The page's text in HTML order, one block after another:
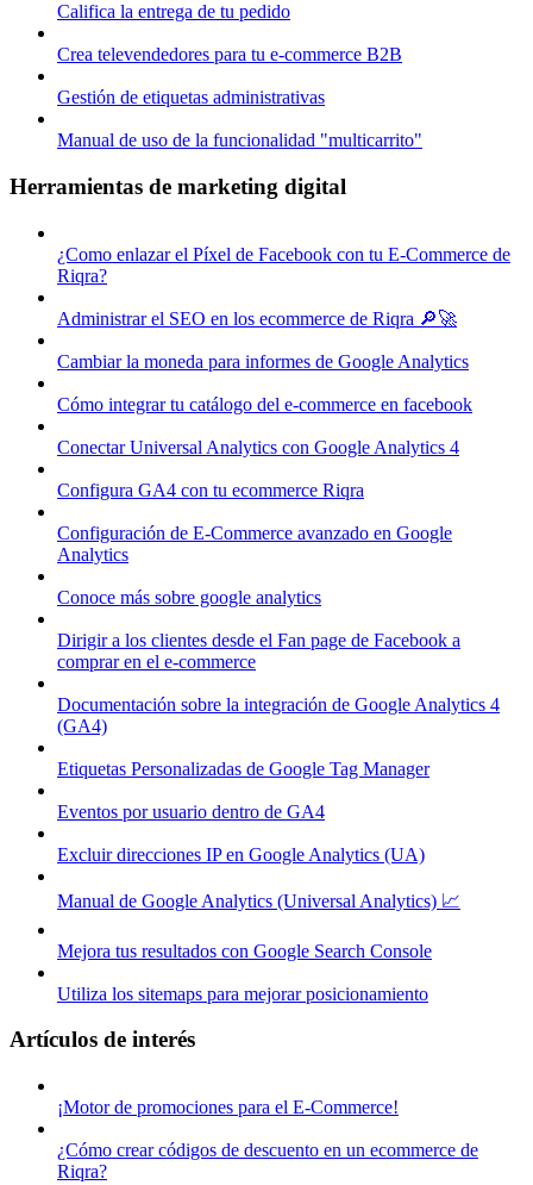
Califica la entrega de tu pedido
Crea televendedores para tu e-commerce B2B
Gestión de etiquetas administrativas
Manual de uso de la funcionalidad "multicarrito"
Herramientas de marketing digital
¿Como enlazar el Píxel de Facebook con tu E-Commerce de
Riqra?
Administrar el SEO en los ecommerce de Riqra 🔎🚀
Cambiar la moneda para informes de Google Analytics
Cómo integrar tu catálogo del e-commerce en facebook
Conectar Universal Analytics con Google Analytics 4
Configura GA4 con tu ecommerce Riqra
Configuración de E-Commerce avanzado en Google
Analytics
Conoce más sobre google analytics
Dirigir a los clientes desde el Fan page de Facebook a
comprar en el e-commerce
Documentación sobre la integración de Google Analytics 4
(GA4)
Etiquetas Personalizadas de Google Tag Manager
Eventos por usuario dentro de GA4
Excluir direcciones IP en Google Analytics (UA)
Manual de Google Analytics (Universal Analytics) 📈
Mejora tus resultados con Google Search Console
Utiliza los sitemaps para mejorar posicionamiento
Artículos de interés
¡Motor de promociones para el E-Commerce!
¿Cómo crear códigos de descuento en un ecommerce de
Riqra?